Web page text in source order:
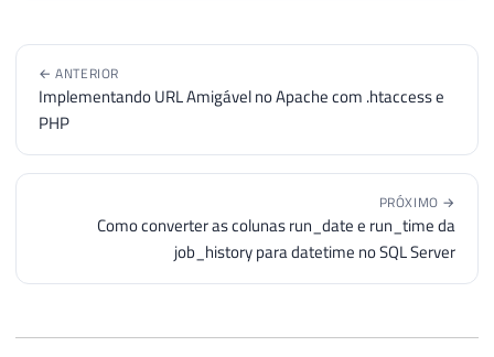
← ANTERIOR
Implementando URL Amigável no Apache com .htaccess e
PHP
PRÓXIMO →
Como converter as colunas run_date e run_time da
job_history para datetime no SQL Server